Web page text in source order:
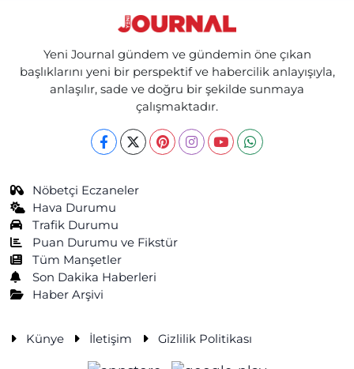
Yeni Journal gündem ve gündemin öne çıkan
başlıklarını yeni bir perspektif ve habercilik anlayışıyla,
anlaşılır, sade ve doğru bir şekilde sunmaya
çalışmaktadır.
Nöbetçi Eczaneler
Hava Durumu
Trafik Durumu
Puan Durumu ve Fikstür
Tüm Manşetler
Son Dakika Haberleri
Haber Arşivi
Künye İletişim Gizlilik Politikası